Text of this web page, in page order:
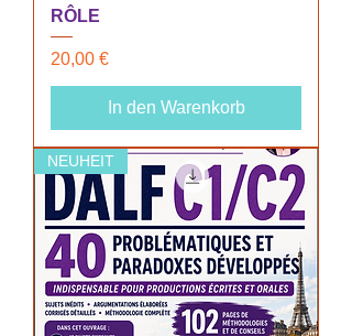
RÔLE
Preis
20,00 €
In den Warenkorb
NEUHEIT